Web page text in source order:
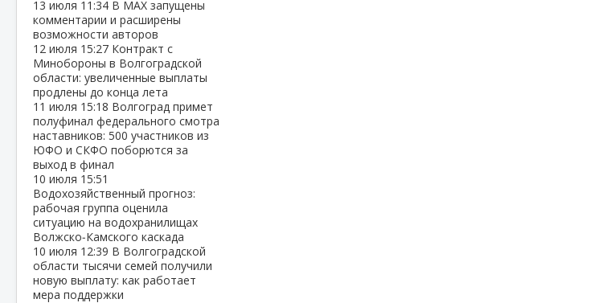
13 июля 11:34 В МАХ запущены
комментарии и расширены
возможности авторов
12 июля 15:27 Контракт с
Минобороны в Волгоградской
области: увеличенные выплаты
продлены до конца лета
11 июля 15:18 Волгоград примет
полуфинал федерального смотра
наставников: 500 участников из
ЮФО и СКФО поборются за
выход в финал
10 июля 15:51
Водохозяйственный прогноз:
рабочая группа оценила
ситуацию на водохранилищах
Волжско‑Камского каскада
10 июля 12:39 В Волгоградской
области тысячи семей получили
новую выплату: как работает
мера поддержки